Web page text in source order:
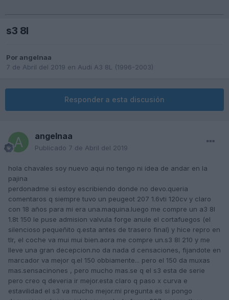
s3 8l
Por angelnaa
7 de Abril del 2019 en Audi A3 8L (1996-2003)
Responder a esta discusión
angelnaa
Publicado 7 de Abril del 2019
hola chavales soy nuevo aqui no tengo ni idea de andar en la
pajina
perdonadme si estoy escribiendo donde no devo.queria
comentaros q siempre tuvo un peugeot 207 1.6vti 120cv y claro
con 18 años para mi era una.maquina.luego me compre un a3 8l
1.8t 150 le puse admision valvula forge anule el cortafuegos (el
silencioso pequeñito q.esta antes de trasero final) y hice repro en
tlr, el coche va mui mui bien.aora me compre un.s3 8l 210 y me
lleve una gran decepcion.no da nada d censaciones, fijandote en
marcador va mejor q.el 150 obbiamente... pero el 150 da muxas
mas.sensacinones , pero mucho mas.se q el s3 esta de serie
pero creo q deveria ir mejor.esta claro q paso x curva e
estavilidad el s3 va mucho mejor.mi pregunta es si pongo